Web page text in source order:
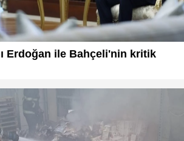
Erdoğan ile Bahçeli'nin kritik